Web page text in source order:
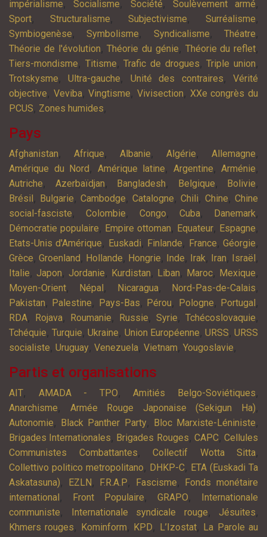
impérialisme,Socialisme, Société, Soulèvement armé,
Sport, Structuralisme,Subjectivisme,Surréalisme,
Symbiogenèse,Symbolisme, Syndicalisme,Théatre,
Théorie de l'évolution,Théorie du génie, Théorie du reflet,
Tiers-mondisme, Titisme,Trafic de drogues,Triple union,
Trotskysme,Ultra-gauche, Unité des contraires,Vérité
objective, Veviba,Vingtisme,Vivisection, XXe congrès du
PCUS, Zones humides,
Pays
Afghanistan, Afrique, Albanie, Algérie, Allemagne,
Amérique du Nord , Amérique latine, Argentine, Arménie,
Autriche, Azerbaïdjan, Bangladesh, Belgique, Bolivie,
Brésil , Bulgarie, Cambodge, Catalogne, Chili, Chine, Chine
social-fasciste, Colombie, Congo,Cuba, Danemark,
Démocratie populaire, Empire ottoman, Equateur, Espagne,
Etats-Unis d'Amérique, Euskadi, Finlande, France,Géorgie,
Grèce, Groenland , Hollande, Hongrie, Inde, Irak, Iran, Israël ,
Italie, Japon, Jordanie, Kurdistan, Liban, Maroc, Mexique,
Moyen-Orient, Népal , Nicaragua, Nord-Pas-de-Calais,
Pakistan, Palestine, Pays-Bas, Pérou, Pologne, Portugal ,
RDA, Rojava, Roumanie, Russie, Syrie, Tchécoslovaquie,
Tchéquie,Turquie,Ukraine, Union Européenne, URSS,URSS
socialiste, Uruguay, Venezuela, Vietnam, Yougoslavie,
Partis et organisations
AIT, AMADA - TPO,Amitiés Belgo-Soviétiques,
Anarchisme, Armée Rouge Japonaise (Sekigun Ha),
Autonomie, Black Panther Party, Bloc Marxiste-Léniniste,
Brigades Internationales, Brigades Rouges, CAPC,Cellules
Communistes Combattantes, Collectif Wotta Sitta,
Collettivo politico metropolitano, DHKP-C, ETA (Euskadi Ta
Askatasuna), EZLN , F.R.A.P, Fascisme,
Fonds monétaire
international , Front Populaire, GRAPO,
Internationale
communiste, Internationale syndicale rouge, Jésuites,
Khmers rouges, Kominform, KPD, L’Izostat, La Parole au